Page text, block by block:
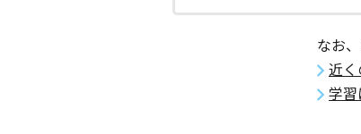
なお
近
学